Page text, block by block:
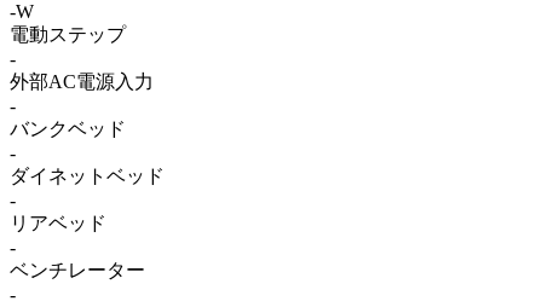
-W
電動ステップ
-
外部AC電源入力
-
バンクベッド
-
ダイネットベッド
-
リアベッド
-
ベンチレーター
-